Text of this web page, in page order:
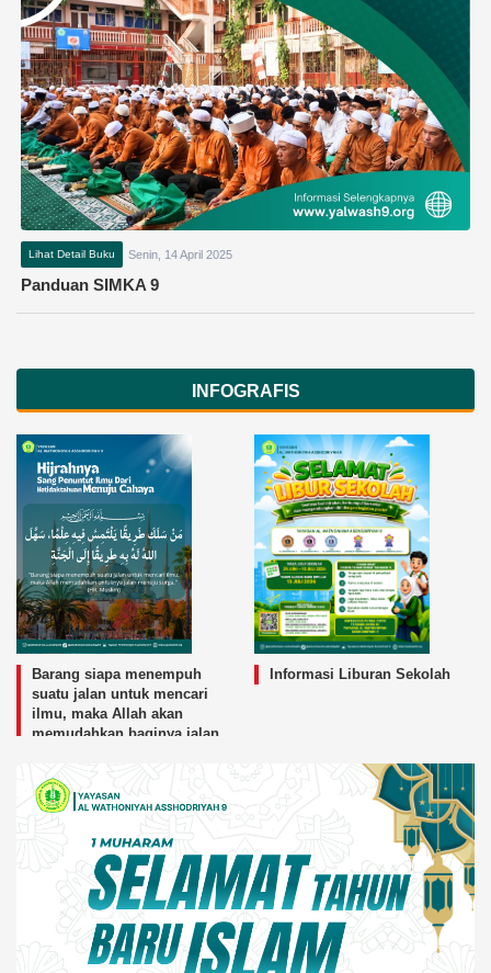
Lihat Detail Buku Senin, 14 April 2025
Panduan SIMKA 9
INFOGRAFIS
Barang siapa menempuh
suatu jalan untuk mencari
ilmu, maka Allah akan
memudahkan baginya jalan
Informasi Liburan Sekolah